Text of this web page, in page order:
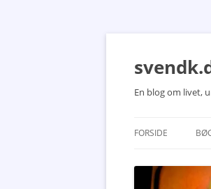
En blog om livet,
FORSIDE